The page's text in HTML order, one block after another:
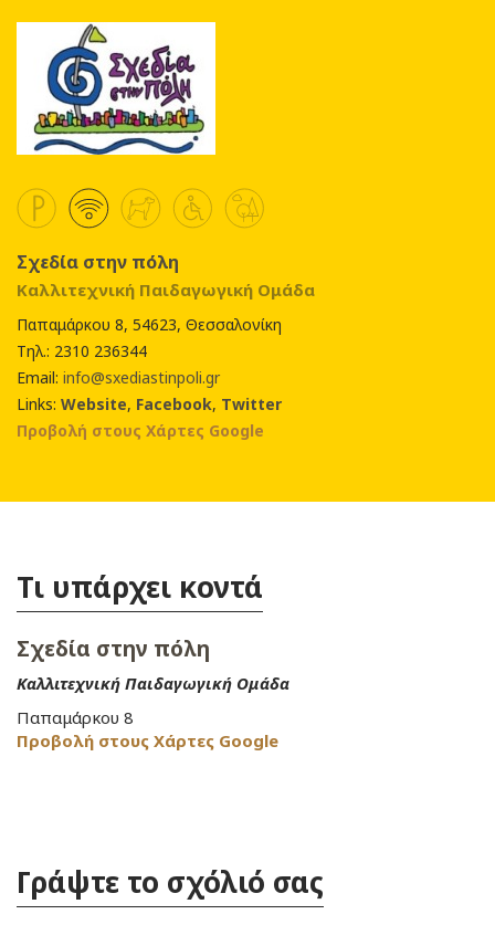
Σχεδία στην πόλη
Καλλιτεχνική Παιδαγωγική Ομάδα
Παπαμάρκου 8, 54623, Θεσσαλονίκη
Τηλ.: 2310 236344
Email: info@sxediastinpoli.gr
Links: Website, Facebook, Twitter
Προβολή στους Χάρτες Google
Τι υπάρχει κοντά
Σχεδία στην πόλη
Καλλιτεχνική Παιδαγωγική Ομάδα
Παπαμάρκου 8
Προβολή στους Χάρτες Google
Γράψτε το σχόλιό σας